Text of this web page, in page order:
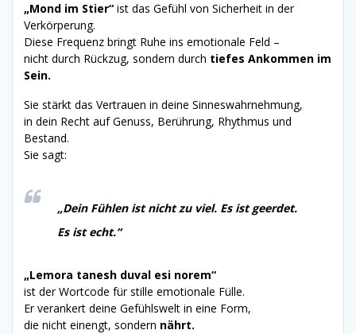
„Mond im Stier“ ist das Gefühl von Sicherheit in der
Verkörperung.
Diese Frequenz bringt Ruhe ins emotionale Feld –
nicht durch Rückzug, sondern durch tiefes Ankommen im
Sein.
Sie stärkt das Vertrauen in deine Sinneswahrnehmung,
in dein Recht auf Genuss, Berührung, Rhythmus und
Bestand.
Sie sagt:
„Dein Fühlen ist nicht zu viel. Es ist geerdet.
Es ist echt.“
„Lemora tanesh duval esi norem“
ist der Wortcode für stille emotionale Fülle.
Er verankert deine Gefühlswelt in eine Form,
die nicht einengt, sondern nährt.